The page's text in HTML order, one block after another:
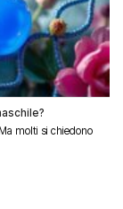
molti si chiedono